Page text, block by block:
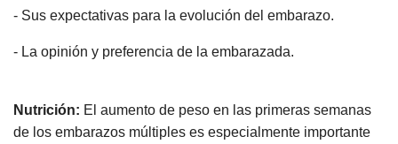
- Sus expectativas para la evolución del embarazo.
- La opinión y preferencia de la embarazada.
Nutrición: El aumento de peso en las primeras semanas
de los embarazos múltiples es especialmente importante